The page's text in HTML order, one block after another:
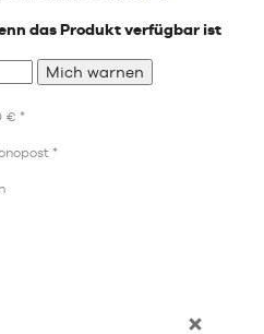
das Produkt verfügbar ist
Mich warnen
€ *
*